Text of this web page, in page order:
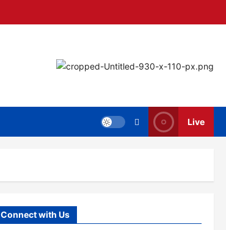
Live
Connect with Us